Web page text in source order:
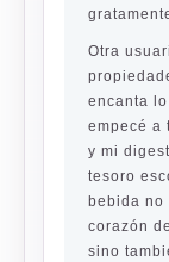
Otra
encanta
empecé a
y mi
tesoro
bebida no
corazón
sino